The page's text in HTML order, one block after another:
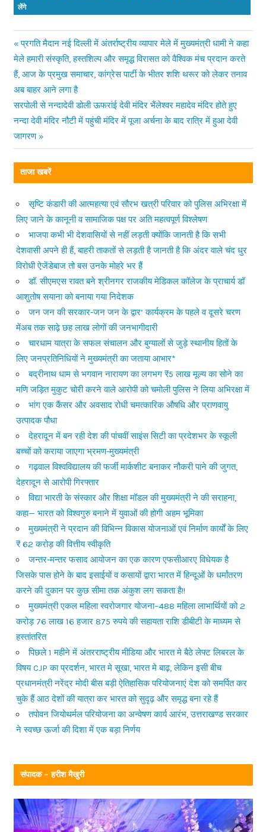
लेंगे
Post
navigation
Previous
Post:
प्रगति मैदान नई दिल्ली में अंतर्राष्ट्रीय व्यापार मेले में मुख्यमंत्री धामी ने कहा
मेले हमारी संस्कृति, हस्तशिल्प और समृद्ध विरासत को वैश्विक मंच प्रदान करते
हैं, आज के प्रमुख समाचार, कांग्रेस पार्टी के भीतर शशि थरूर को लेकर तनाव
अब बाहर आने लगा है
Next
Post:
सरपोली से नन्दादेवी डोली ऊफरांई देवी मंदिर भैंलेश्वर महादेव मंदिर होते हुए
नन्दा देवी मंदिर नौटी में पहुंची मंदिर में पूजा अर्चना के बाद रात्रि में हुआ देवी
जागरण
ताजा खबरें
सृष्टि कंडारी की आत्महत्या एवं सौरभ खत्री परिवार को पुलिस अभिरक्षा में
लिए जाने के कानूनी व सामाजिक पक्ष पर अति महत्वपूर्ण विश्लेषण
भाजपा कभी भी देशवासियों से नहीं लड़ती क्योंकि जानती है कि सभी
देशवासी अपने ही हैं, बाहरी ताकतों से लड़ती है जानती है कि अंदर वाले चंद धुर
विरोधी ऐजेंडेबाज तो बस उनके मोहरे भर हैं
डॉ. सीएमएस रावत बने श्रीनगर राजकीय मेडिकल कॉलेज के प्राचार्य डॉ
आशुतोष सयाना को बनाया गया निदेशक
जन जन की सरकार-जन जन के द्वार’ कार्यक्रम के पहले व दूसरे चरण
मेंअब तक साढ़े छह लाख लोगों की जनभागीदारी
चारधाम यात्रा के सफल संचालन और बुग्यालों से जुड़े स्थानीय हितों के
लिए जनप्रतिनिधियों ने मुख्यमंत्री का जताया आभार*
बद्रीनाथ धाम से भगवान नारायण का लगभग ₹5 लाख मूल्य का सोने का
मणि जड़ित मुकुट चोरी करने वाले आरोपी को चमोली पुलिस ने लिया अभिरक्षा में
भांग एक कैंसर और अवसाद रोधी चमत्कारिक औषधि और प्राणवायु
उत्पादक पौधा
देहरादून में बन रही देश की पांचवीं साइंस सिटी का प्रदेशभर के स्कूली
बच्चों को कराया जाएगा भ्रमण-मुख्यमंत्री
गढ़वाल विश्वविद्यालय की फर्जी मार्कशीट बनाकर नौकरी पाने की जुगत,
देहरादून से आरोपी गिरफ्तार
विद्या भारती के संस्कार और शिक्षा मॉडल की मुख्यमंत्री ने की सराहना,
कहा— भारत को विश्वगुरु बनाने में युवाओं की होगी अहम भूमिका
मुख्यमंत्री ने प्रदान की विभिन्न विकास योजनाओं एवं निर्माण कार्यों के लिए
₹ 62 करोड़ की वित्तीय स्वीकृति
जन्तर-मन्तर फसाद आयोजन का एक कारण एफसीआरए विधेयक है
जिसके पास होने के बाद इसाईयों व कसायों द्वारा भारत में हिन्दूओं के धर्मांतरण
करने की दुकान पर कुछ सीमा तक अंकुश लग सकता है!!
मुख्यमंत्री एकल महिला स्वरोजगार योजना–488 महिला लाभार्थियों को 2
करोड़ 76 लाख 16 हजार 875 रुपये की सहायता राशि डीबीटी के माध्यम से
हस्तांतरित
पिछले 1 महीने में अंतरराष्ट्रीय मीडिया और भारत मे बैठे लेफ्ट लिबरल के
विषय CJP का प्रदर्शन, भारत मे सूखा, भारत मे बाढ़, लेकिन इसी बीच
प्रधानमंत्री नरेंद्र मोदी बीस बड़ी ऐतिहासिक परियोजनाएं देश को समर्पित कर
चुके हैं आठ देशों की यात्रा कर भारत को सुदृढ़ और समृद्ध बना रहे हैं
तपोवन जियोथर्मल परियोजना का अन्वेषण कार्य आरंभ, उत्तराखण्ड सरकार
ने स्वच्छ ऊर्जा की दिशा में एक बड़ा निर्णय
संपादक – हरीश मैखुरी